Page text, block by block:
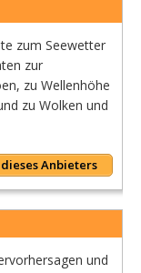
zum Seewetter
zur
zu Wellenhöhe
zu Wolken und
Anbieters
und